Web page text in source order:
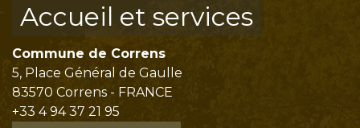
Accueil et services
Commune de Correns
5, Place Général de Gaulle
83570 Correns - FRANCE
+33 4 94 37 21 95